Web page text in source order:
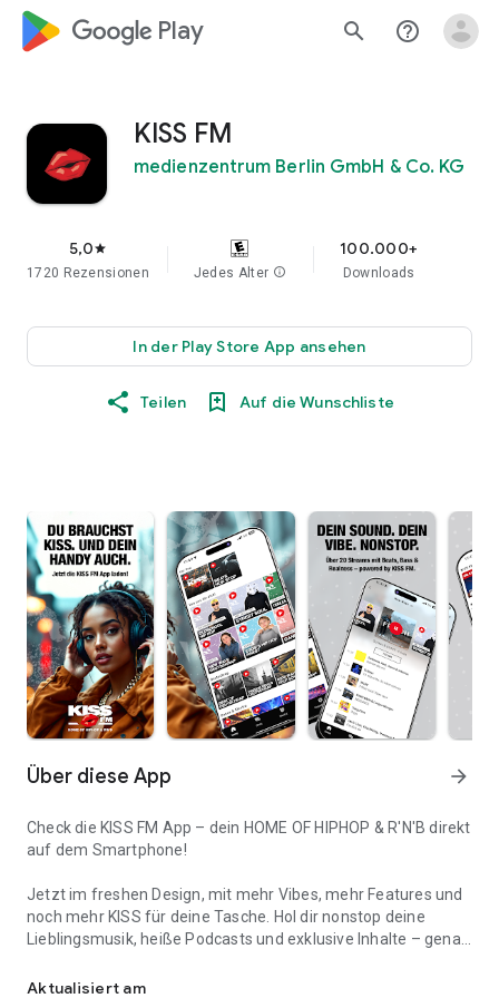
google_logo Play search help_outline
KISS FM
medienzentrum Berlin GmbH & Co. KG
5,0star
1720 Rezensionen Jedes Alter info
100.000+
Downloads
In der Play Store App ansehen
Teilen Auf die Wunschliste
Über diese App arrow_forward
Check die KISS FM App – dein HOME OF HIPHOP & R'N'B direkt
auf dem Smartphone!
Jetzt im freshen Design, mit mehr Vibes, mehr Features und
noch mehr KISS für deine Tasche. Hol dir nonstop deine
Lieblingsmusik, heiße Podcasts und exklusive Inhalte – genau
Aktualisiert am